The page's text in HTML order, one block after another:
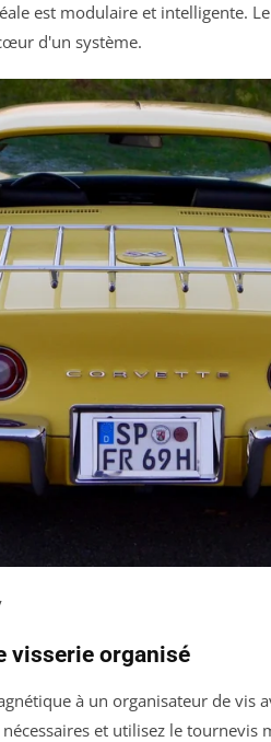
est modulaire et intelligente.
d'un système.
visserie organisé
à un organisateur de vis
et utilisez le tournevis